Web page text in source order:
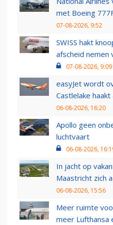
met Boeing
07-08-2026, 9:52
SWISS hakt
afscheid nemen
07-08-2026, 9:09
easyJet wordt
Castlelake haakt
06-08-2026, 16:20
Apollo geen
luchtvaart
06-08-2026,
In jacht op
Maastricht zich
06-08-2026, 15:56
Meer ruimte
meer Lufthansa